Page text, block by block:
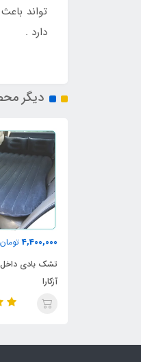
تواند
دارد .
دیگر
4,400,000 تومان
تشک بادی
آزکارا